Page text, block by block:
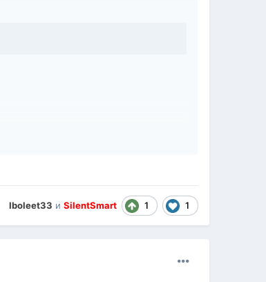
Iboleet33 и SilentSmart 1 1